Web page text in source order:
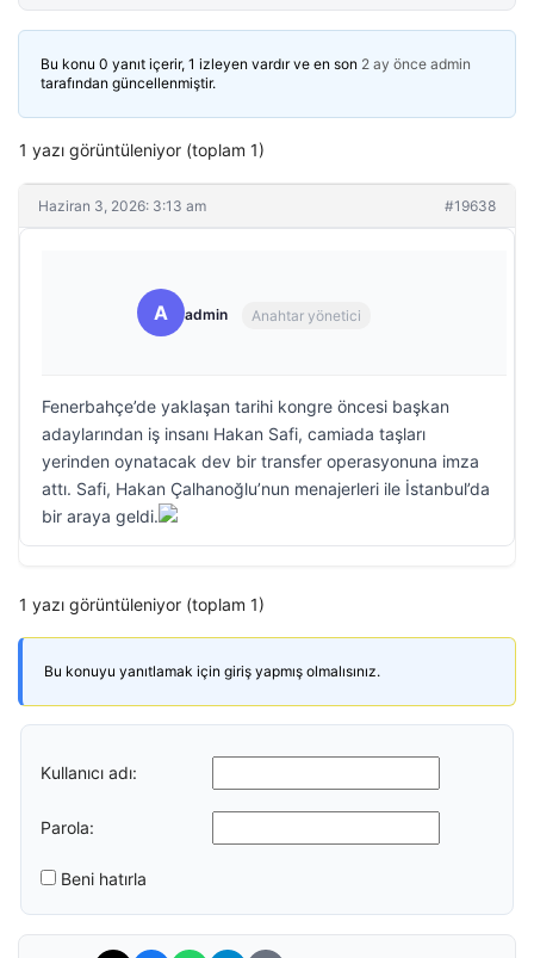
Bu konu 0 yanıt içerir, 1 izleyen vardır ve en son 2 ay önce admin
tarafından güncellenmiştir.
1 yazı görüntüleniyor (toplam 1)
Haziran 3, 2026: 3:13 am #19638
A admin Anahtar yönetici
Fenerbahçe’de yaklaşan tarihi kongre öncesi başkan
adaylarından iş insanı Hakan Safi, camiada taşları
yerinden oynatacak dev bir transfer operasyonuna imza
attı. Safi, Hakan Çalhanoğlu’nun menajerleri ile İstanbul’da
bir araya geldi.
1 yazı görüntüleniyor (toplam 1)
Bu konuyu yanıtlamak için giriş yapmış olmalısınız.
Kullanıcı adı:
Parola:
Beni hatırla